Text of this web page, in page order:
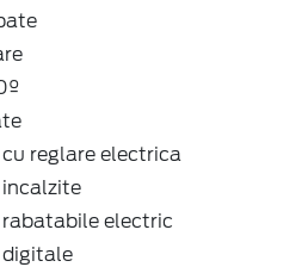
reglare electrica
electric
digitale